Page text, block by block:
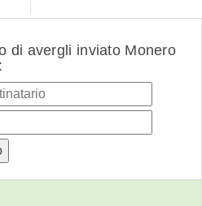
di avergli inviato Monero